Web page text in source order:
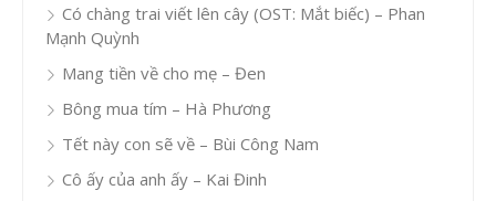
Có chàng trai viết lên cây (OST: Mắt biếc) – Phan
Mạnh Quỳnh
Mang tiền về cho mẹ – Đen
Bông mua tím – Hà Phương
Tết này con sẽ về – Bùi Công Nam
Cô ấy của anh ấy – Kai Đinh